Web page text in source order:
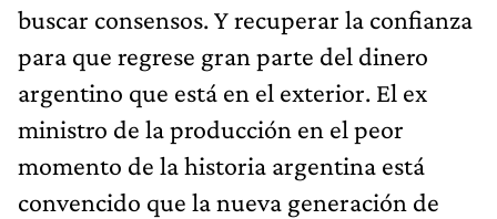
buscar consensos. Y recuperar la confianza
para que regrese gran parte del dinero
argentino que está en el exterior. El ex
ministro de la producción en el peor
momento de la historia argentina está
convencido que la nueva generación de